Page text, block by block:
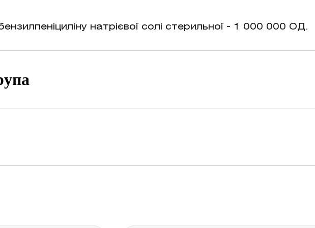
процесах, що спричинені мікроорганізмами,
натрієвої солі стерильної - 1 000 000 ОД.
електролітним дисбалансом.